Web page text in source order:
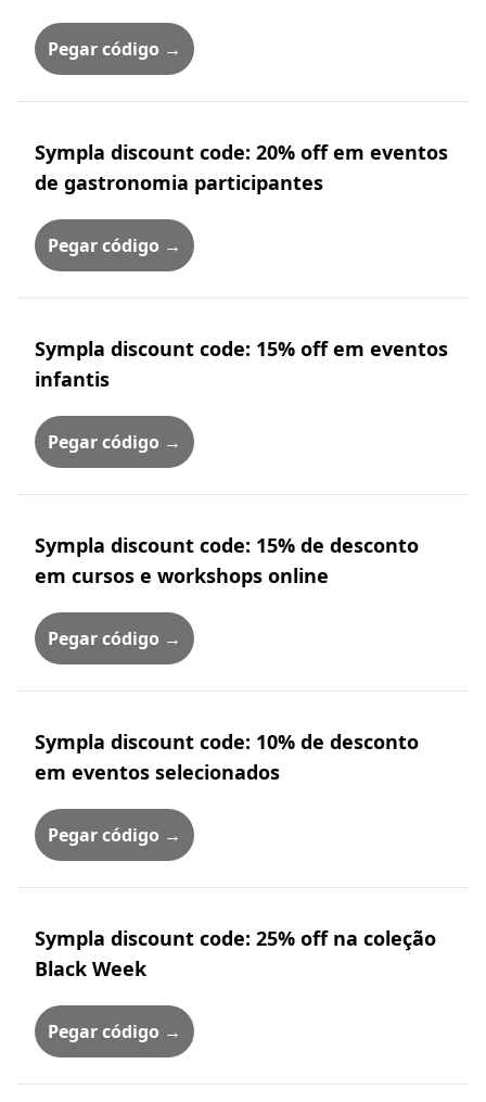
Pegar código →
Sympla discount code: 20% off em eventos
de gastronomia participantes
Pegar código →
Sympla discount code: 15% off em eventos
infantis
Pegar código →
Sympla discount code: 15% de desconto
em cursos e workshops online
Pegar código →
Sympla discount code: 10% de desconto
em eventos selecionados
Pegar código →
Sympla discount code: 25% off na coleção
Black Week
Pegar código →